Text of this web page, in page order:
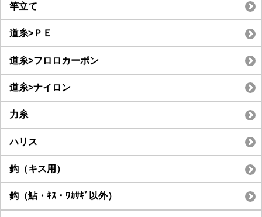
竿立て
道糸>ＰＥ
道糸>フロロカーボン
道糸>ナイロン
力糸
ハリス
鈎（キス用）
鈎（鮎・ｷｽ・ﾜｶｻｷﾞ以外）